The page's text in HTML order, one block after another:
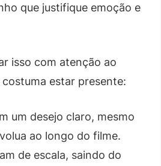
que justifique emoção e
isso com atenção ao
costuma estar presente:
um desejo claro, mesmo
ao longo do filme.
de escala, saindo do